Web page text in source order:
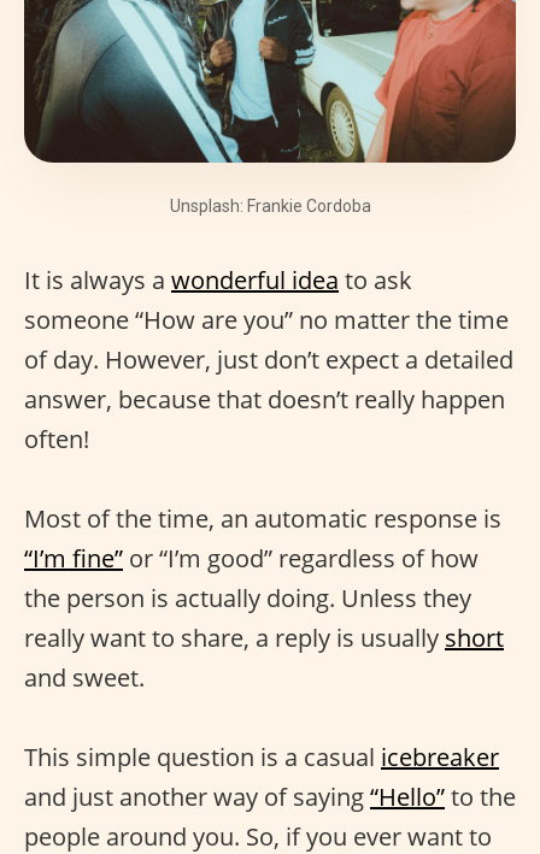
Unsplash: Frankie Cordoba
It is always a wonderful idea to ask
someone “How are you” no matter the time
of day. However, just don’t expect a detailed
answer, because that doesn’t really happen
often!
Most of the time, an automatic response is
“I’m fine” or “I’m good” regardless of how
the person is actually doing. Unless they
really want to share, a reply is usually short
and sweet.
This simple question is a casual icebreaker
and just another way of saying“Hello”to the
people around you. So, if you ever want to